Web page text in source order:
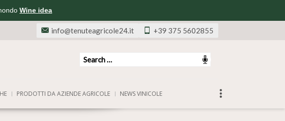
Wine idea
+39 375 5602855
info@tenuteagricole24.it
PRODOTTI DA AZIENDE AGRICOLE NEWS VINICOLE